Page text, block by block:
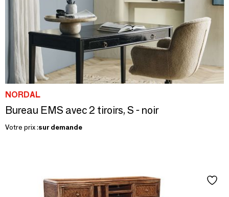
NORDAL
Bureau EMS avec 2 tiroirs, S - noir
Votre prix :sur demande